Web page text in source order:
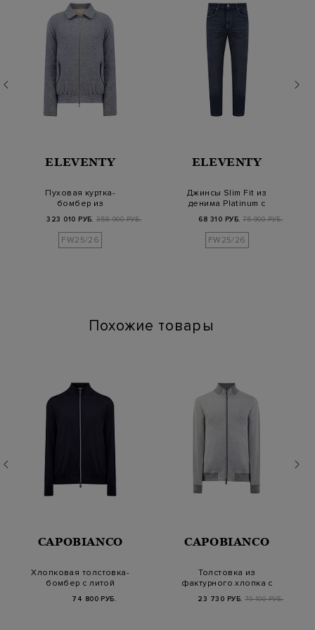
ELEVENTY
Пуховая куртка-
бомбер из
меланжевого
кашемира и шелка
323 010 РУБ. 358 900 РУБ.
FW25/26
ELEVENTY
Джинсы Slim Fit из
денима Platinum с
выбеленным
эффект…
68 310 РУБ. 75 900 РУБ.
FW25/26
Похожие товары
CAPOBIANCO
Хлопковая толстовка-
бомбер с литой
74 800 РУБ.
CAPOBIANCO
Толстовка из
фактурного хлопка с
вставками
23 730 РУБ. 79 100 РУБ.